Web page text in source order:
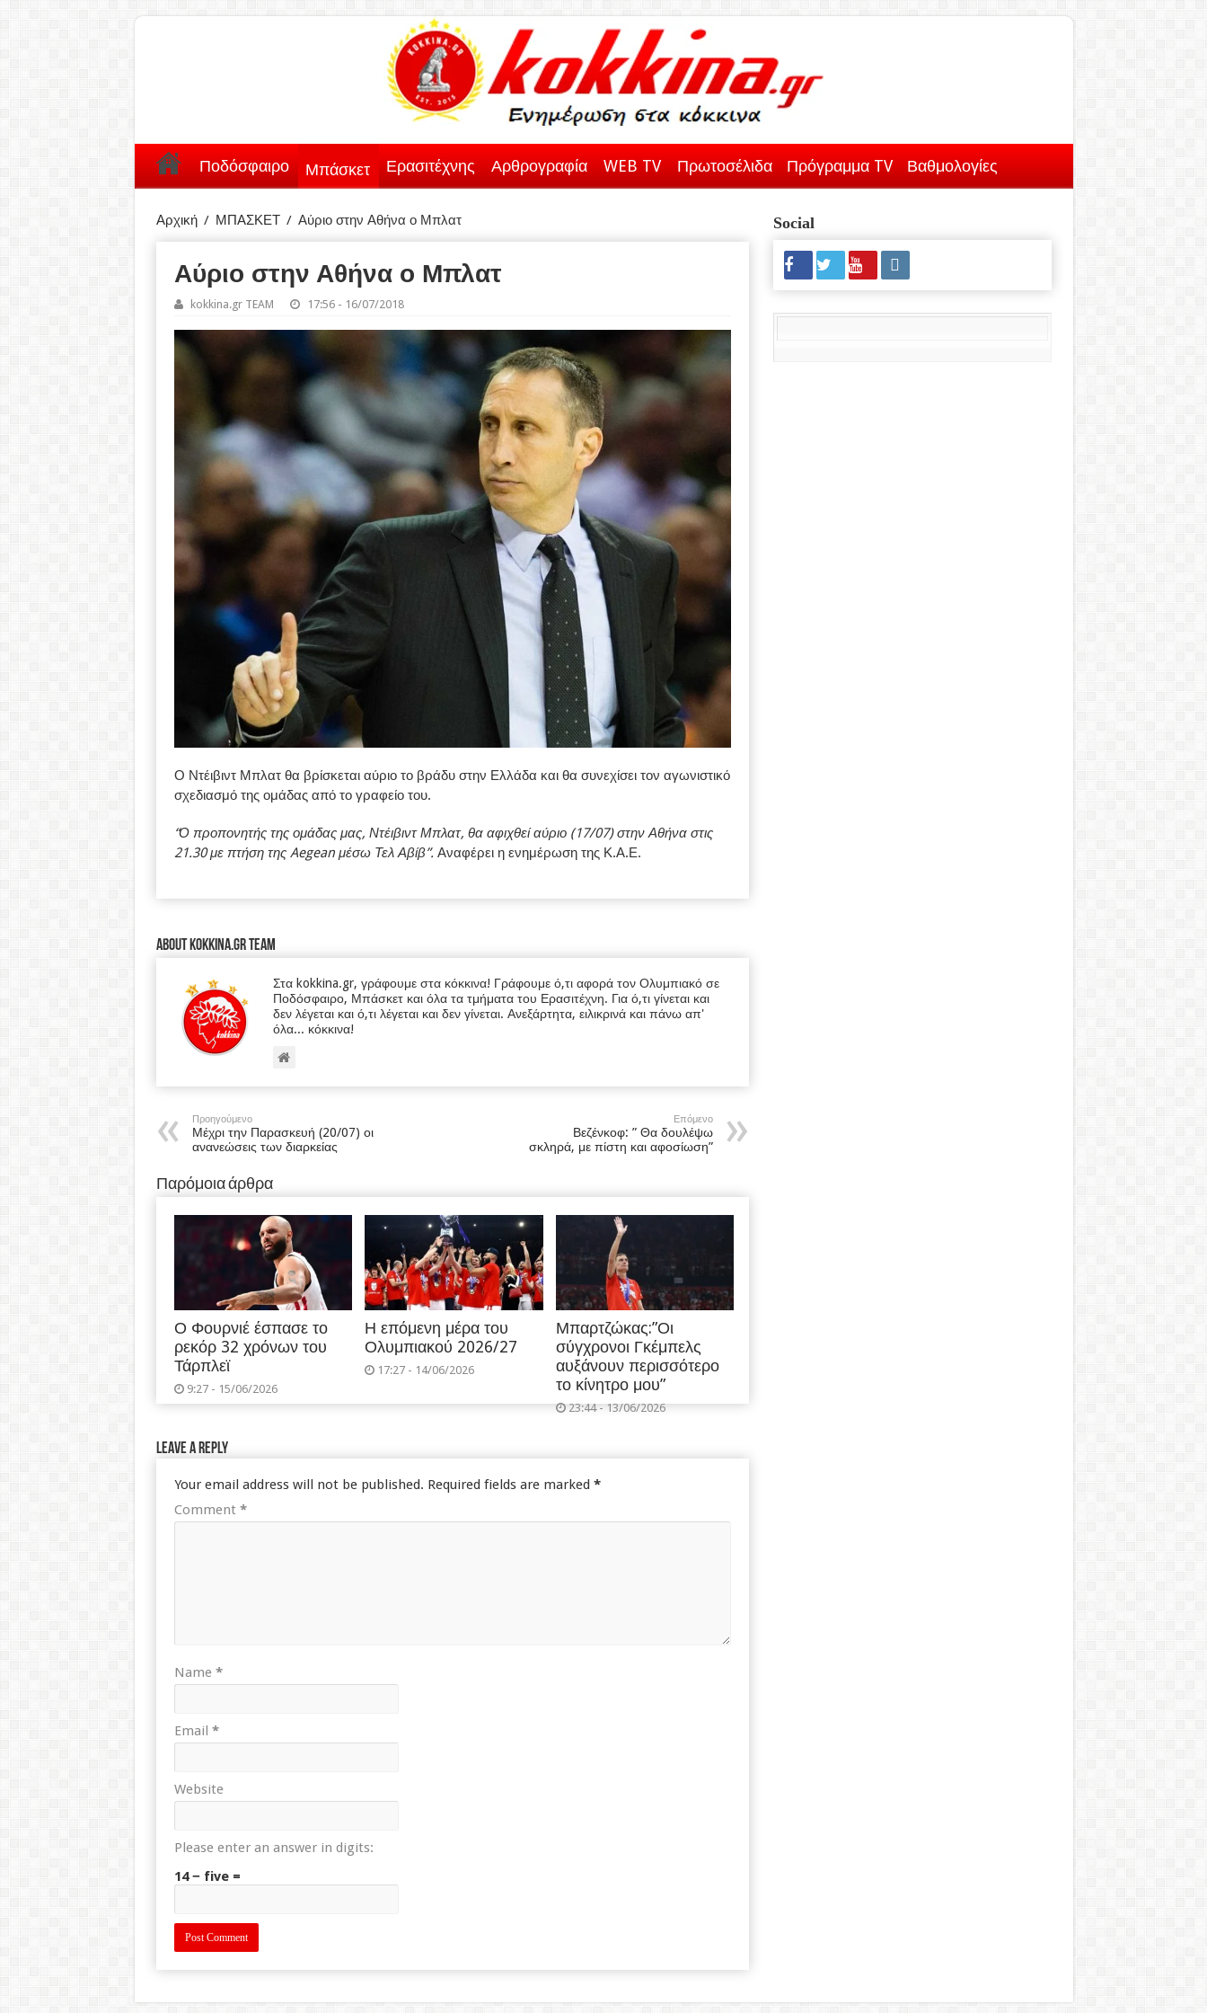
Ποδόσφαιρο Μπάσκετ Ερασιτέχνης Αρθρογραφία WEB TV Πρωτοσέλιδα Πρόγραμμα TV Βαθμολογίες
Αρχική / ΜΠΑΣΚΕΤ / Αύριο στην Αθήνα ο Μπλατ
Αύριο στην Αθήνα ο Μπλατ
kokkina.gr TEAM 17:56 - 16/07/2018
Ο Ντέιβιντ Μπλατ θα βρίσκεται αύριο το βράδυ στην Ελλάδα και θα συνεχίσει τον αγωνιστικό
σχεδιασμό της ομάδας από το γραφείο του.
“Ο προπονητής της ομάδας μας, Ντέιβιντ Μπλατ, θα αφιχθεί αύριο (17/07) στην Αθήνα στις
21.30 με πτήση της Aegean μέσω Τελ Αβίβ”. Αναφέρει η ενημέρωση της Κ.Α.Ε.
About kokkina.gr TEAM
Στα kokkina.gr, γράφουμε στα κόκκινα! Γράφουμε ό,τι αφορά τον Ολυμπιακό σε
Ποδόσφαιρο, Μπάσκετ και όλα τα τμήματα του Ερασιτέχνη. Για ό,τι γίνεται και
δεν λέγεται και ό,τι λέγεται και δεν γίνεται. Ανεξάρτητα, ειλικρινά και πάνω απ'
όλα... κόκκινα!
Προηγούμενο
Μέχρι την Παρασκευή (20/07) οι
ανανεώσεις των διαρκείας
Επόμενο
Βεζένκοφ: ” Θα δουλέψω
σκληρά, με πίστη και αφοσίωση”
Παρόμοια άρθρα
Ο Φουρνιέ έσπασε το
ρεκόρ 32 χρόνων του
Τάρπλεϊ
9:27 - 15/06/2026
Η επόμενη μέρα του
Ολυμπιακού 2026/27
17:27 - 14/06/2026
Μπαρτζώκας:”Οι
σύγχρονοι Γκέμπελς
αυξάνουν περισσότερο
το κίνητρο μου”
23:44 - 13/06/2026
Leave a Reply
Your email address will not be published. Required fields are marked *
Comment *
Name *
Email *
Website
Please enter an answer in digits:
14 − five =
Social